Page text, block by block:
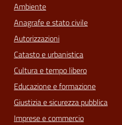
Ambiente
Anagrafe e stato civile
Autorizzazioni
Catasto e urbanistica
Cultura e tempo libero
Educazione e formazione
Giustizia e sicurezza pubblica
Imprese e commercio